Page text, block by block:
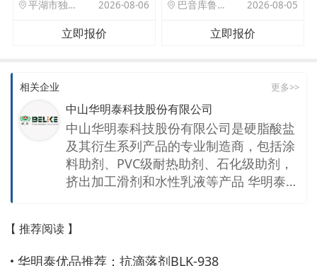
平湖市独山港镇集港路 589 号 2026-08-06
立即报价
巴音库鲁提镇,托帕口岸六号库房 2026-08-05
立即报价
相关企业 更多>>
中山华明泰科技股份有限公司
中山华明泰科技股份有限公司是硬脂酸盐
及其衍生系列产品的专业制造商，包括涂
料助剂、PVC级耐热助剂、石化级助剂，
挤出加工滑剂和水性乳液等产品 华明泰科
工材料科技企业。公司是专业研发、生
产、销售无毒环保型硬脂酸盐（锌、钙、
【 推荐阅读 】
华明泰优品推荐：抗滴落剂BLK-938